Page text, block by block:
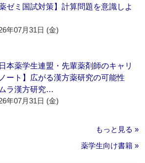
薬ゼミ国試対策】計算問題を意識しよ
年07月31日 (金)
日本薬学生連盟・先輩薬剤師のキャリ
ート】広がる漢方薬研究の可能性
ラ漢方研究…
年07月31日 (金)
もっと見る »
薬学生向け書籍 »